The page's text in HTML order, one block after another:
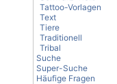
Tattoo-Vorlagen
Text
Tiere
Traditionell
Tribal
Suche
Super-Suche
Häufige Fragen